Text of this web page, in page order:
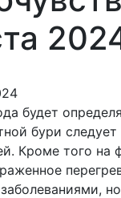
будет
бури
Кроме того на